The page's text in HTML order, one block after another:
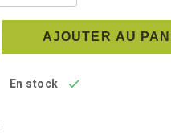
AJOUTER AU
En stock 